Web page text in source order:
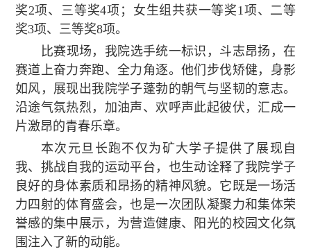
奖2项、三等奖4项；女生组共获一等奖1项、二等
奖3项、三等奖8项。
比赛现场，我院选手统一标识，斗志昂扬，在
赛道上奋力奔跑、全力角逐。他们步伐矫健，身影
如风，展现出我院学子蓬勃的朝气与坚韧的意志。
沿途气氛热烈，加油声、欢呼声此起彼伏，汇成一
片激昂的青春乐章。
本次元旦长跑不仅为矿大学子提供了展现自
我、挑战自我的运动平台，也生动诠释了我院学子
良好的身体素质和昂扬的精神风貌。它既是一场活
力四射的体育盛会，也是一次团队凝聚力和集体荣
誉感的集中展示，为营造健康、阳光的校园文化氛
围注入了新的动能。